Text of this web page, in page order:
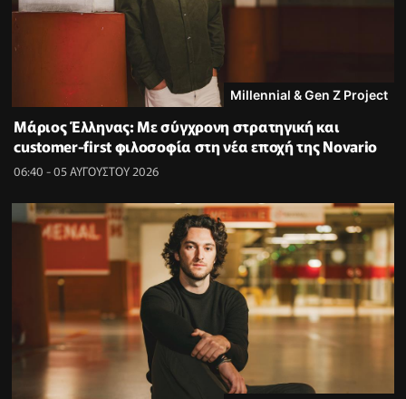
Millennial & Gen Z Project
Μάριος Έλληνας: Με σύγχρονη στρατηγική και
customer-first φιλοσοφία στη νέα εποχή της Novario
06:40 - 05 ΑΥΓΟΥΣΤΟΥ 2026